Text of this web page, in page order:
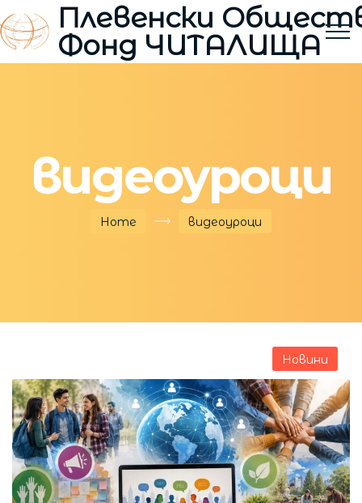
Плевенски
Фонд ЧИТАЛИЩА
видеоуроци
Home видеоуроци
Новини